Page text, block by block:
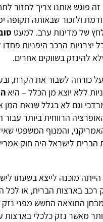
ולזכור שבאותה תקופה
של מדינות ערב. למעט
יצרניות הרכב היפניות פחדו
להינזק בשווקים אחרים.
כורחה לשבור את הקרח,
ללא יוצא מן הכלל – היא
וגם לא בגלל שנאת המן
הרווחית ביותר עבור
והמנוף המשפטי
הברית לישראל היה חוק
מוכנה לייצא בשעתו
רכב בארצות הברית, או
התוצאה החשש מפני
מאשר נזק כלכלי בארצות